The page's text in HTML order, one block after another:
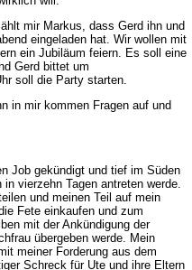
mir Markus, dass Gerd ihn und
eingeladen hat. Wir wollen mit
ein Jubiläum feiern. Es soll eine
Gerd bittet um
soll die Party starten.
in mir kommen Fragen auf und
Job gekündigt und tief im Süden
vierzehn Tagen antreten werde.
und meinen Teil auf mein
Fete einkaufen und zum
mit der Ankündigung der
übergeben werde. Mein
meiner Forderung aus dem
Schreck für Ute und ihre Eltern